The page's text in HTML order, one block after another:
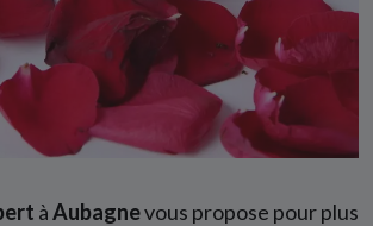
àAubagnevous propose pour plus